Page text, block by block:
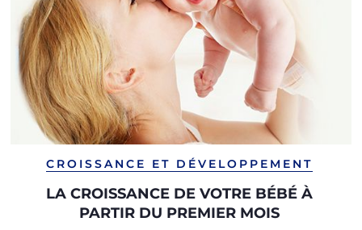
CROISSANCE ET DÉVELOPPEMENT
LA CROISSANCE DE VOTRE BÉBÉ À
PARTIR DU PREMIER MOIS